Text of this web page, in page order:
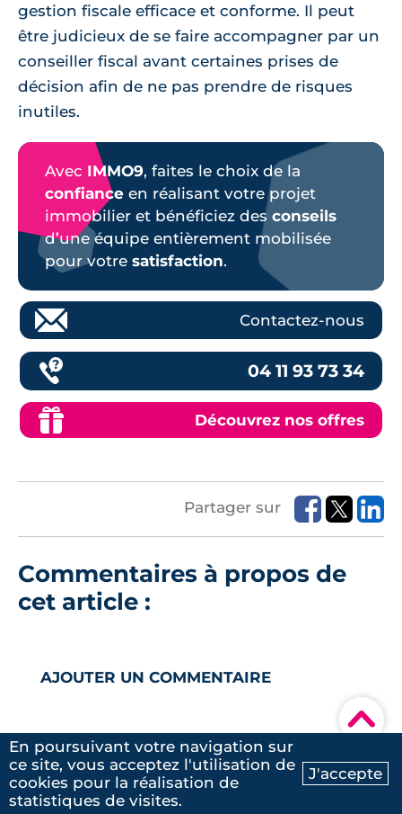
Ma recherche Contactez-nous
▾
gestion fiscale efficace et conforme. Il peut
être judicieux de se faire accompagner par un
conseiller fiscal avant certaines prises de
décision afin de ne pas prendre de risques
inutiles.
Avec IMMO9, faites le choix de la
confiance en réalisant votre projet
immobilier et bénéficiez des conseils
d’une équipe entièrement mobilisée
pour votre satisfaction.
Contactez-nous
04 11 93 73 34
Découvrez nos offres
Partager sur
Commentaires à propos de
cet article :
AJOUTER UN COMMENTAIRE
Aucun commentaire pour l'instant
< Article précédent
En poursuivant votre navigation sur
ce site, vous acceptez l'utilisation de
cookies pour la réalisation de
statistiques de visites.
J'accepte